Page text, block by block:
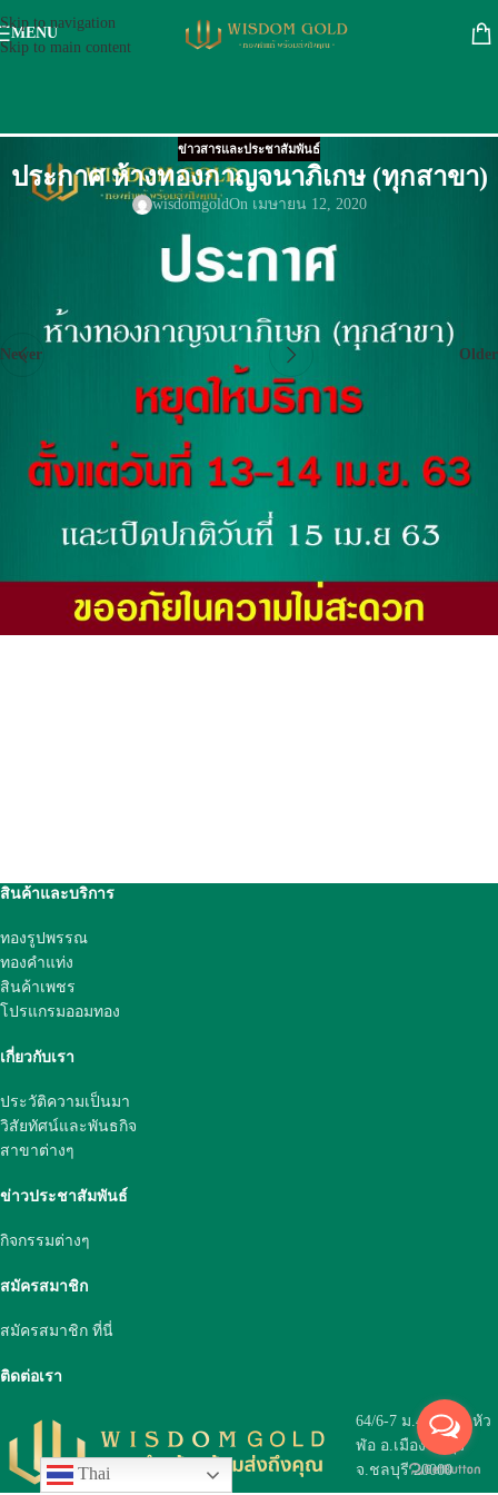
Skip to navigation
Skip to main content
MENU
ข่าวสารและประชาสัมพันธ์
ประกาศ ห้างทองกาญจนาภิเกษ (ทุกสาขา)
wisdomgoldOn เมษายน 12, 2020
ประกาศ ห้างทองกาญจนาภิเกษ (ทุกสาขา)
**หยุดให้บริการ ตั้งแต่วันที่ 13-14 เม.ย.63 ขออภัยในความไม่สะดวก**
Newer Older
สินค้าและบริการ
ทองรูปพรรณ
ทองคำแท่ง
สินค้าเพชร
โปรแกรมออมทอง
เกี่ยวกับเรา
ประวัติความเป็นมา
วิสัยทัศน์และพันธกิจ
สาขาต่างๆ
ข่าวประชาสัมพันธ์
กิจกรรมต่างๆ
สมัครสมาชิก
สมัครสมาชิก ที่นี่
ติดต่อเรา
64/6-7 ม.4 ต.ดอนหัว
ฬ่อ อ.เมืองชลบุรี
จ.ชลบุรี 20000
Thai